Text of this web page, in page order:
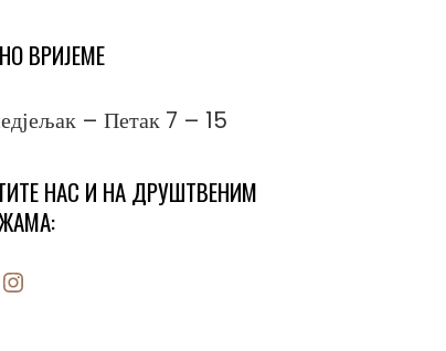
ВРИЈЕМЕ
– Петак 7 – 15
НАС И НА ДРУШТВЕНИМ
Instagram